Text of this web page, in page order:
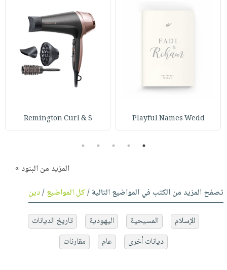
Playful Names Wedd
Remington Curl & S
1
2
3
4
5
المزيد من البنود »
تصفح المزيد من الكتب في المواضيع التالية /كل المواضيع/دين
الإسلام المسيحية اليهودية
تاريخ الديانات
ديانات أخرى
عام مقارنات